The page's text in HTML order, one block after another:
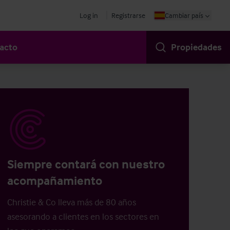
Log in Registrarse Cambiar país
Propiedades
Siempre contará con nuestro
acompañamiento
Christie & Co lleva más de 80 años
asesorando a clientes en los sectores en